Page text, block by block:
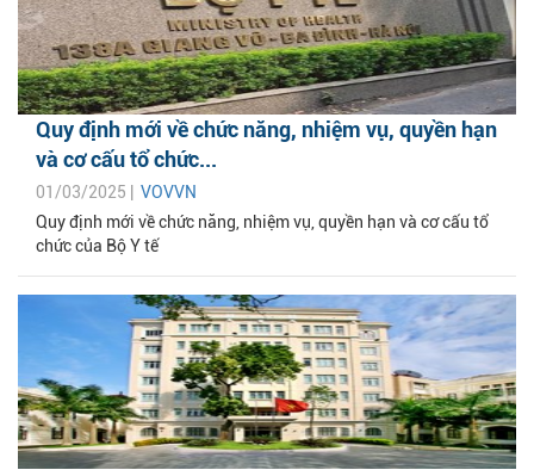
Quy định mới về chức năng, nhiệm vụ, quyền hạn
và cơ cấu tổ chức...
01/03/2025 | VOVVN
Quy định mới về chức năng, nhiệm vụ, quyền hạn và cơ cấu tổ
chức của Bộ Y tế